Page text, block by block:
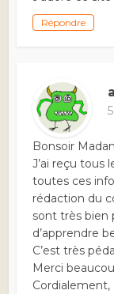
Répondre
Bonsoir
J’ai reçu tous
toutes ces
rédaction du
sont très
d’apprendre
C’est très
Merci
Cordialement,